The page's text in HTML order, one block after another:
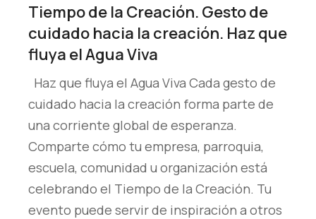
Tiempo de la Creación. Gesto de
cuidado hacia la creación. Haz que
fluya el Agua Viva
Haz que fluya el Agua Viva Cada gesto de
cuidado hacia la creación forma parte de
una corriente global de esperanza.
Comparte cómo tu empresa, parroquia,
escuela, comunidad u organización está
celebrando el Tiempo de la Creación. Tu
evento puede servir de inspiración a otros